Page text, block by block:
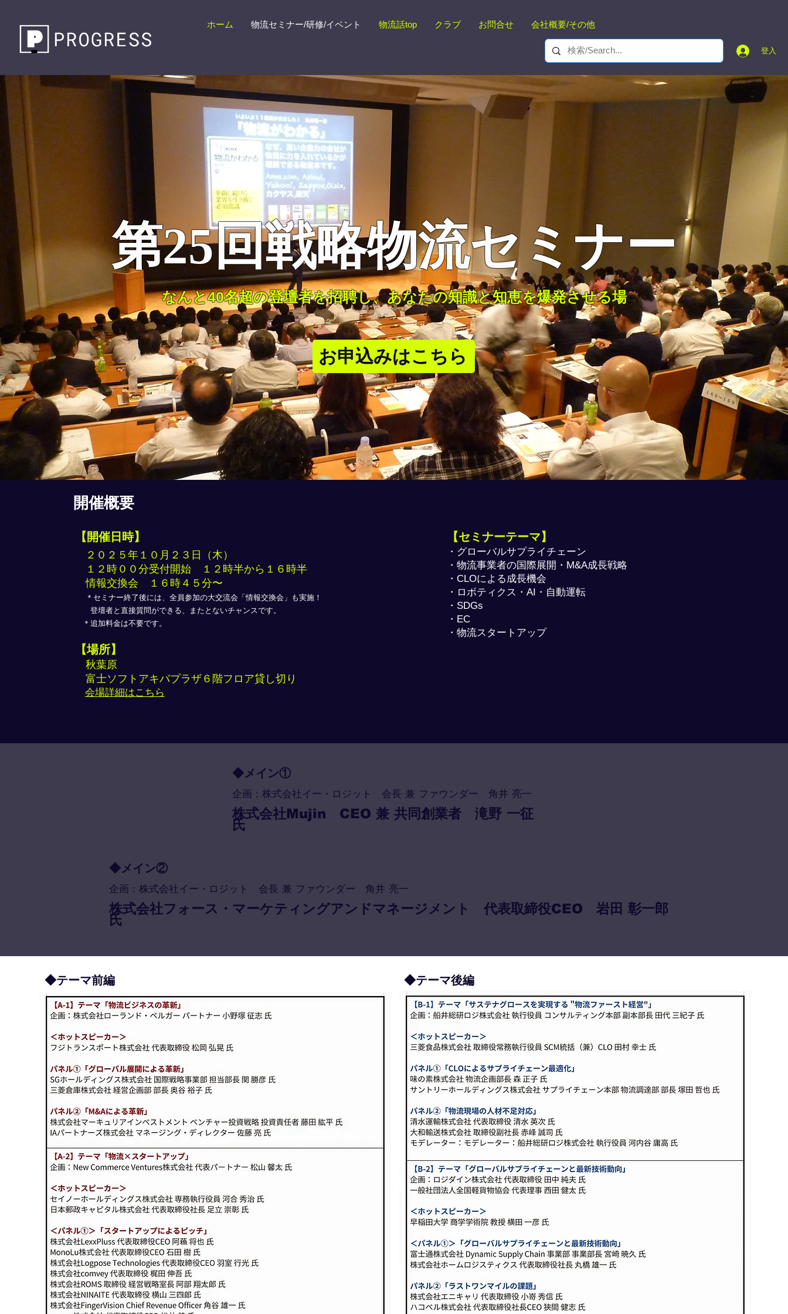
ホーム 物流セミナー/研修/イベント 物流話top クラブ お問合せ 会社概要/その他
登入
第25回戦略物流セミナー
なんと40名超の登壇者を招聘し、あなたの知識と知恵を爆発させる場
お申込みはこちら
開催概要
【開催日時】
​ ２０２５年１０月２３日（木）
​ １２時００分受付開始 １２時半から１６時半
情報交換会 １６時４５分〜
＊セミナー終了後には、全員参加の大交流会「情報交換会」も実施！
登壇者と直接質問ができる、またとないチャンスです。
＊追加料金は不要です。
【場所】
秋葉原
​ 富士ソフトアキバプラザ６階フロア貸し切り​
会場詳細はこちら
【セミナーテーマ】
・グローバルサプライチェーン
・物流事業者の国際展開・M&A成長戦略
・CLOによる成長機会
・ロボティクス・AI・自動運転
・SDGs
・EC
・物流スタートアップ
◆メイン①
企画：株式会社イー・ロジット 会長 兼 ファウンダー 角井 亮一
株式会社Mujin CEO 兼 共同創業者 滝野 一征
氏
◆メイン②
企画：株式会社イー・ロジット 会長 兼 ファウンダー 角井 亮一
株式会社フォース・マーケティングアンドマネージメント 代表取締役CEO 岩田 彰一郎
氏
◆テーマ前編 ◆テーマ後編